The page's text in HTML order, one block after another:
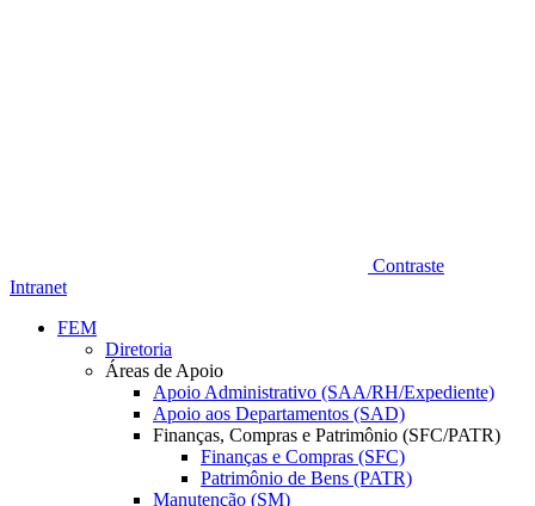
Contraste
Intranet
FEM
Diretoria
Áreas de Apoio
Apoio Administrativo (SAA/RH/Expediente)
Apoio aos Departamentos (SAD)
Finanças, Compras e Patrimônio (SFC/PATR)
Finanças e Compras (SFC)
Patrimônio de Bens (PATR)
Manutenção (SM)